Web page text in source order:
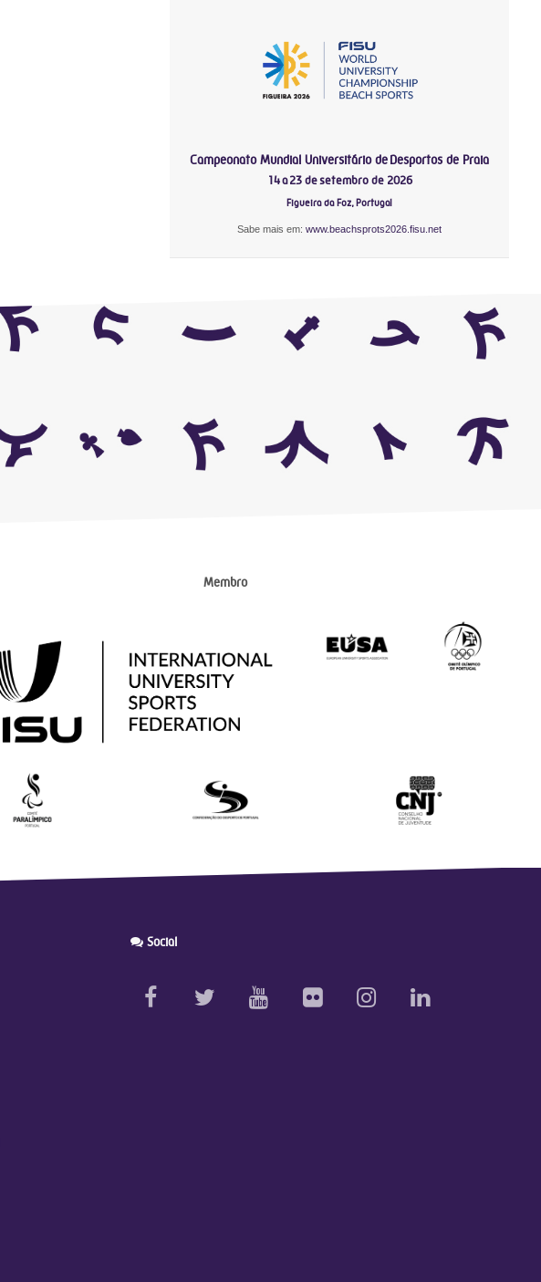
Campeonato Mundial Universitário de Desportos de Praia
14 a 23 de setembro de 2026
Figueira da Foz, Portugal
Sabe mais em:www.beachsprots2026.fisu.net
Membro
Social